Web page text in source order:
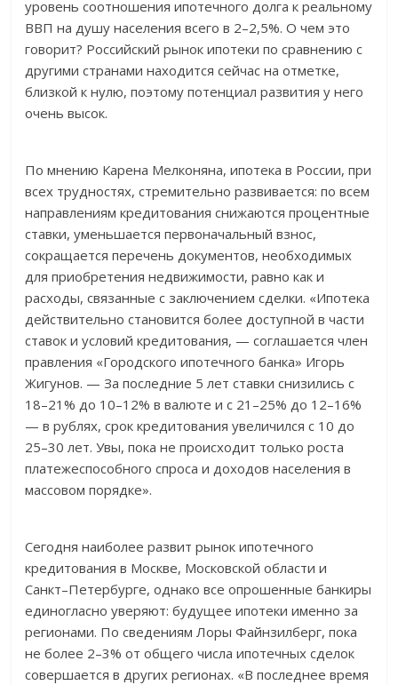
уровень соотношения ипотечного долга к реальному
ВВП на душу населения всего в 2–2,5%. О чем это
говорит? Российский рынок ипотеки по сравнению с
другими странами находится сейчас на отметке,
близкой к нулю, поэтому потенциал развития у него
очень высок.
По мнению Карена Мелконяна, ипотека в России, при
всех трудностях, стремительно развивается: по всем
направлениям кредитования снижаются процентные
ставки, уменьшается первоначальный взнос,
сокращается перечень документов, необходимых
для приобретения недвижимости, равно как и
расходы, связанные с заключением сделки. «Ипотека
действительно становится более доступной в части
ставок и условий кредитования, — соглашается член
правления «Городского ипотечного банка» Игорь
Жигунов. — За последние 5 лет ставки снизились с
18–21% до 10–12% в валюте и с 21–25% до 12–16%
— в рублях, срок кредитования увеличился с 10 до
25–30 лет. Увы, пока не происходит только роста
платежеспособного спроса и доходов населения в
массовом порядке».
Сегодня наиболее развит рынок ипотечного
кредитования в Москве, Московской области и
Санкт–Петербурге, однако все опрошенные банкиры
единогласно уверяют: будущее ипотеки именно за
регионами. По сведениям Лоры Файнзилберг, пока
не более 2–3% от общего числа ипотечных сделок
совершается в других регионах. «В последнее время